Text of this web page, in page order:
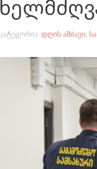
კატეგორია: დღის ამბავი,